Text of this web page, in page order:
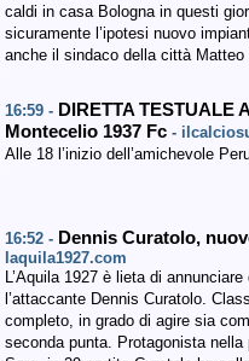
caldi in casa Bologna in questi
sicuramente l’ipotesi nuovo
anche il sindaco della città
16:59 - DIRETTA TESTUALE
Montecelio 1937 Fc -
Alle 18 l’inizio dell’amichevole
16:52 - Dennis Curatolo,
laquila1927.com
L’Aquila 1927 è lieta di
l’attaccante Dennis Curatolo.
completo, in grado di agire sia
seconda punta. Protagonista